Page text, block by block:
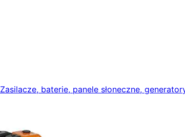
Zasilacze, baterie, panele słoneczne,